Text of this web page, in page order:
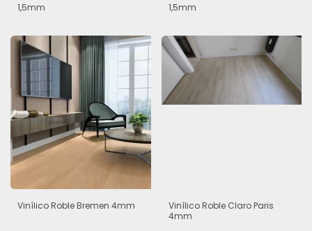
1,5mm
1,5mm
Vinílico Roble Bremen 4mm
Vinílico Roble Claro Paris
4mm